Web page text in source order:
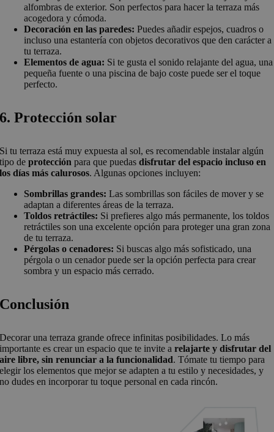
alfombras de exterior. Son perfectos para hacer la terraza más
acogedora y cómoda.
Decoración en las paredes: Puedes añadir espejos, cuadros o
incluso una estantería con objetos decorativos que den carácter a
tu terraza.
Elementos de agua: Si te gusta el sonido relajante del agua, una
pequeña fuente o una piscina de bajo coste puede ser el toque
perfecto.
6. Protección solar
Si tu terraza está muy expuesta al sol, es recomendable instalar algún
tipo deprotecciónpara que puedasdisfrutar del espacio incluso en
los días más calurosos. Algunas opciones incluyen:
Sombrillas grandes: Las sombrillas son fáciles de mover y se
adaptan a diferentes áreas de la terraza.
Toldos retráctiles: Si prefieres algo más permanente, los toldos
retráctiles son una excelente opción para proteger una gran zona
de tu terraza.
Pérgolas o cenadores: Si buscas algo más sofisticado, una
pérgola o un cenador puede ser la opción perfecta para crear
sombra y un espacio más cerrado.
Conclusión
Decorar una terraza grande ofrece infinitas posibilidades. Lo más
importante es crear un espacio que te invite arelajarte y disfrutar del
aire libre, sin renunciar a la funcionalidad. Tómate tu tiempo para
elegir los elementos que mejor se adapten a tu estilo y necesidades, y
no dudes en incorporar tu toque personal en cada rincón.